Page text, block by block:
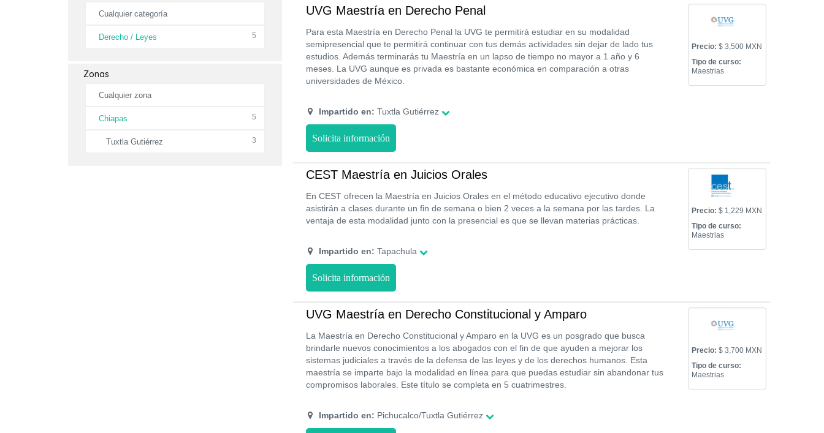
Cualquier categoría
Derecho / Leyes 5
Zonas
Cualquier zona
Chiapas 5
Tuxtla Gutiérrez 3
UVG Maestría en Derecho Penal
Para esta Maestría en Derecho Penal la UVG te permitirá estudiar en su modalidad
semipresencial que te permitirá continuar con tus demás actividades sin dejar de lado tus
estudios. Además terminarás tu Maestría en un lapso de tiempo no mayor a 1 año y 6
meses. La UVG aunque es privada es bastante económica en comparación a otras
universidades de México.
Impartido en: Tuxtla Gutiérrez
Precio: $ 3,500 MXN
Tipo de curso:
Maestrias
Solicita información
CEST Maestría en Juicios Orales
En CEST ofrecen la Maestría en Juicios Orales en el método educativo ejecutivo donde
asistirán a clases durante un fin de semana o bien 2 veces a la semana por las tardes. La
ventaja de esta modalidad junto con la presencial es que se llevan materias prácticas.
Impartido en: Tapachula
Precio: $ 1,229 MXN
Tipo de curso:
Maestrias
Solicita información
UVG Maestría en Derecho Constitucional y Amparo
La Maestría en Derecho Constitucional y Amparo en la UVG es un posgrado que busca
brindarle nuevos conocimientos a los abogados con el fin de que ayuden a mejorar los
sistemas judiciales a través de la defensa de las leyes y de los derechos humanos. Esta
maestría se imparte bajo la modalidad en línea para que puedas estudiar sin abandonar tus
compromisos laborales. Este título se completa en 5 cuatrimestres.
Impartido en: Pichucalco/Tuxtla Gutiérrez
Precio: $ 3,700 MXN
Tipo de curso:
Maestrias